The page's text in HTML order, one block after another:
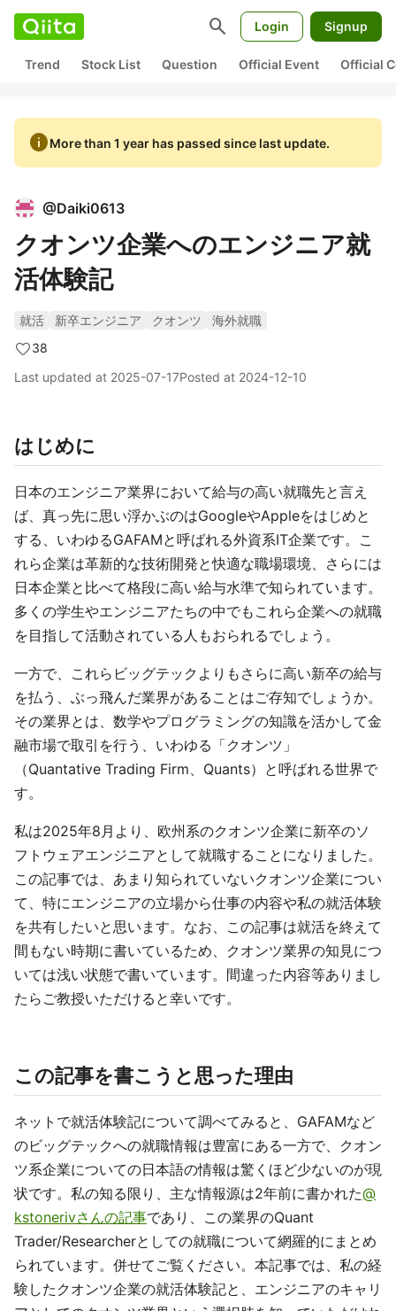
search Login Signup
Trend Stock List Question Official Event Official
infoMore than 1 year has passed since last update.
@Daiki0613
クオンツ企業へのエンジニア就
活体験記
就活 新卒エンジニア クオンツ
海外就職
38
Last updated at 2025-07-17Posted at 2024-12-10
はじめに
日本のエンジニア業界において給与の高い就職先と言え
ば、真っ先に思い浮かぶのはGoogleやAppleをはじめと
する、いわゆるGAFAMと呼ばれる外資系IT企業です。こ
れら企業は革新的な技術開発と快適な職場環境、さらには
日本企業と比べて格段に高い給与水準で知られています。
多くの学生やエンジニアたちの中でもこれら企業への就職
を目指して活動されている人もおられるでしょう。
一方で、これらビッグテックよりもさらに高い新卒の給与
を払う、ぶっ飛んだ業界があることはご存知でしょうか。
その業界とは、数学やプログラミングの知識を活かして金
融市場で取引を行う、いわゆる「クオンツ」
（Quantative Trading Firm、Quants）と呼ばれる世界で
す。
私は2025年8月より、欧州系のクオンツ企業に新卒のソ
フトウェアエンジニアとして就職することになりました。
この記事では、あまり知られていないクオンツ企業につい
て、特にエンジニアの立場から仕事の内容や私の就活体験
を共有したいと思います。なお、この記事は就活を終えて
間もない時期に書いているため、クオンツ業界の知見につ
いては浅い状態で書いています。間違った内容等ありまし
たらご教授いただけると幸いです。
この記事を書こうと思った理由
ネットで就活体験記について調べてみると、GAFAMなど
のビッグテックへの就職情報は豊富にある一方で、クオン
ツ系企業についての日本語の情報は驚くほど少ないのが現
状です。私の知る限り、主な情報源は2年前に書かれた@
kstonerivさんの記事であり、この業界のQuant
Trader/Researcherとしての就職について網羅的にまとめ
られています。併せてご覧ください。本記事では、私の経
験したクオンツ企業の就活体験記と、エンジニアのキャリ